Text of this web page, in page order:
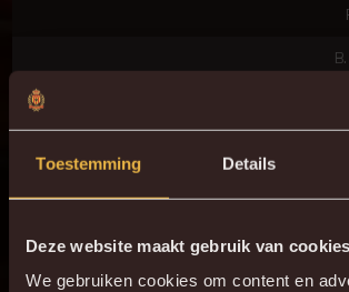
Toestemming Details
Deze website maakt gebruik van cookies
We gebruiken cookies om content en
89'
ONZE OPSTELLING